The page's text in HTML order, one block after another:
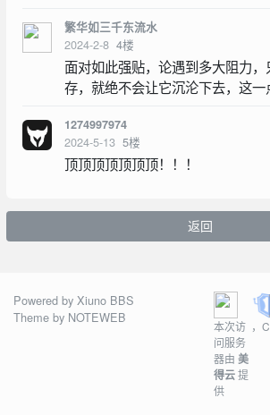
繁华如三千东流水
2024-2-8 4楼
面对如此强贴，论遇到多大阻力
存，就绝不会让它沉沦下去，这一
1274997974
2024-5-13 5楼
顶顶顶顶顶顶顶！！！
返回
Powered by Xiuno BBS
Theme by NOTEWEB
本次访
问服务
器由 美
得云提
供
，